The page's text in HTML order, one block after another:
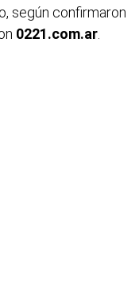
según confirmaron
0221.com.ar